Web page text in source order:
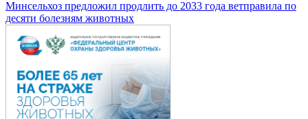
Минсельхоз предложил продлить до 2033 года ветправила по
десяти болезням животных